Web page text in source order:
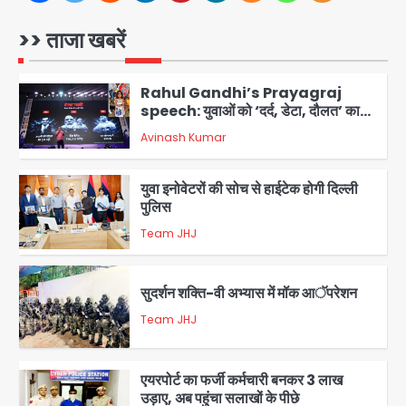
>> ताजा खबरें
1
2
Rahul Gandhi’s Prayagraj
speech: युवाओं को ‘दर्द, डेटा, दौलत’ का
संदेश, बीजेपी का वार
Avinash Kumar
3
युवा इनोवेटरों की सोच से हाईटेक होगी दिल्ली
पुलिस
Team JHJ
4
सुदर्शन शक्ति-वी अभ्यास में मॉक आॅपरेशन
Team JHJ
एयरपोर्ट का फर्जी कर्मचारी बनकर 3 लाख
उड़ाए, अब पहुंचा सलाखों के पीछे